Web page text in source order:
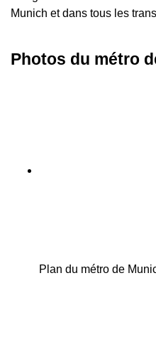
Munich et dans tous les
Photos du métro
Plan du métro de